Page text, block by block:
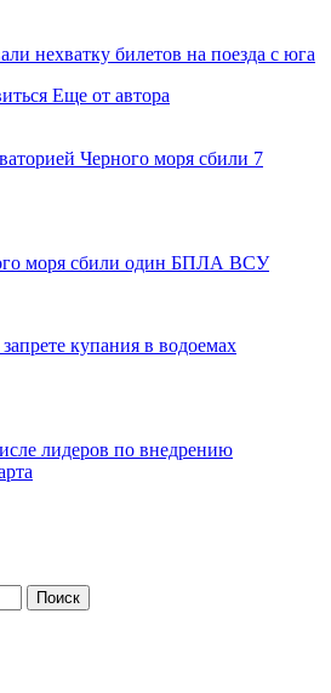
нехватку билетов на поезда с юга
Еще от автора
Черного моря сбили 7
моря сбили один БПЛА ВСУ
купания в водоемах
лидеров по внедрению